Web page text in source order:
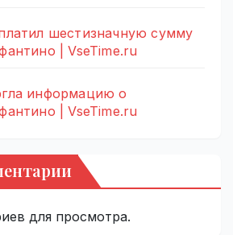
шестизначную сумму
| VseTime.ru
информацию о
| VseTime.ru
для просмотра.